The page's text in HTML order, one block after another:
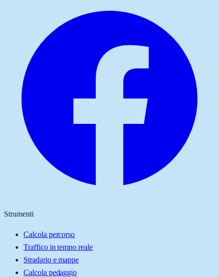
Strumenti
Calcola percorso
Traffico in tempo reale
Stradario e mappe
Calcola pedaggio